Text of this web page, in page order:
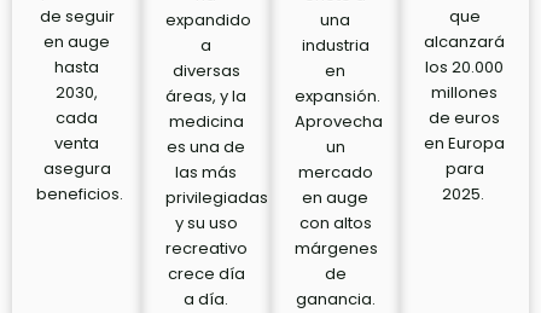
de seguir
en auge
hasta
2030,
cada
venta
asegura
beneficios.
expandido
a
diversas
áreas, y la
medicina
es una de
las más
privilegiadas
y su uso
recreativo
crece día
a día.
una
industria
en
expansión.
Aprovecha
un
mercado
en auge
con altos
márgenes
de
ganancia.
que
alcanzará
los 20.000
millones
de euros
en Europa
para
2025.